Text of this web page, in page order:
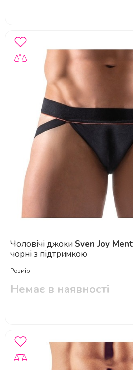
Чоловічі джоки Sven Joy Ment
чорні з підтримкою
Розмір
Немає в наявності